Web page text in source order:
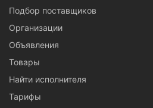
Подбор поставщиков
Организации
Объявления
Товары
Найти исполнителя
Тарифы